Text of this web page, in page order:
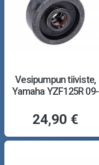
Vesipumpun tiiviste,
Yamaha YZF125R 09-
24,90 €